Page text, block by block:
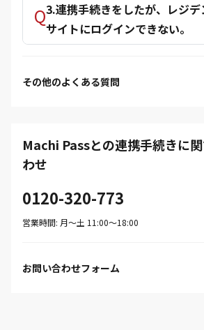
3.連携手続きをしたが、レジ
サイトにログインできない。
その他のよくある質問
Machi Passとの連携手続きに
わせ
0120-320-773
営業時間: 月〜土 11:00〜18:00
お問い合わせフォーム